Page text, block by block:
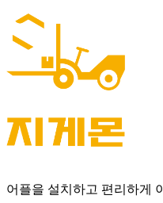
어플을 설치하고 편리하게